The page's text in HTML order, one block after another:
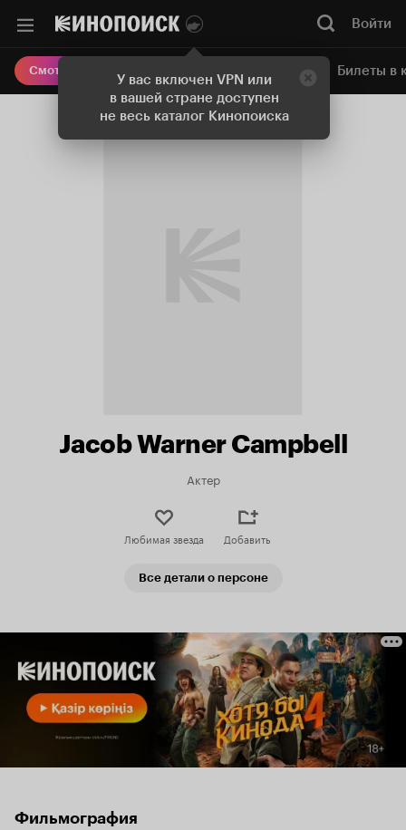
У вас включен VPN или
в вашей стране доступен
не весь каталог Кинопоиска
Войти
Смотреть кино Онлайн-кинотеатр Билеты в
Jacob Warner Campbell
Актер
Любимая звезда Добавить
Все детали о персоне
Фильмография